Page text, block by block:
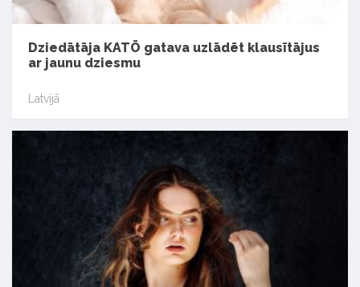
Dziedātāja KATŌ gatava uzlādēt klausītājus
ar jaunu dziesmu
Latvijā